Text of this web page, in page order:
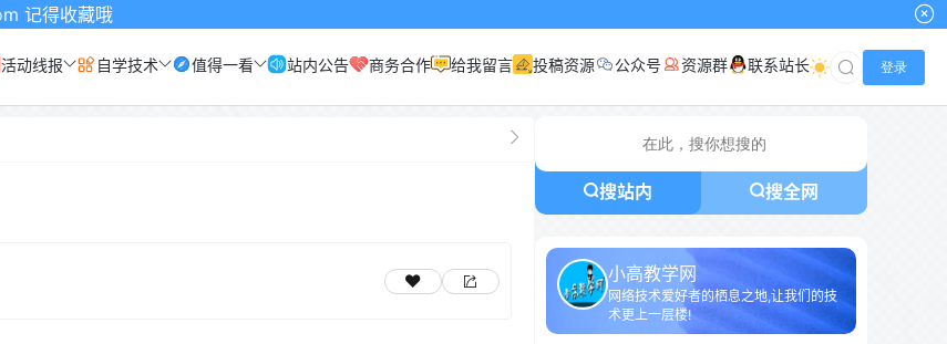
活动线报 自学技术 值得一看 站内公告 商务合作 给我留言 投稿资源 公众号 资源群 联系站长 登录
搜站内 搜全网
小高教学网
网络技术爱好者的栖息之地,让我们的技
术更上一层楼!